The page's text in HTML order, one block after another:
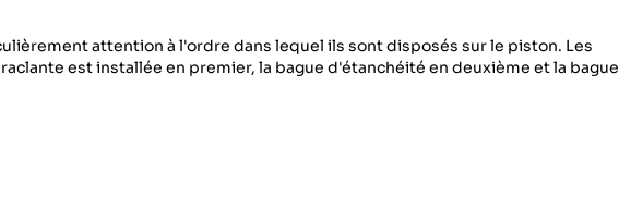
attention à l'ordre dans lequel ils sont disposés sur le piston. Les
est installée en premier, la bague d'étanchéité en deuxième et la bague